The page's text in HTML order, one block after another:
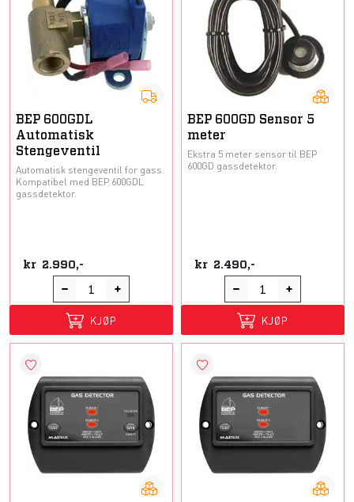
BEP 600GDL
Automatisk
Stengeventil
Automatisk stengeventil for gass.
Kompatibel med BEP 600GDL
gassdetektor.
kr 2.990,-
KJØP
BEP 600GD Sensor 5
meter
Ekstra 5 meter sensor til BEP
600GD gassdetektor.
kr 2.490,-
KJØP